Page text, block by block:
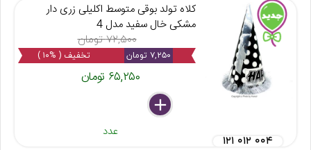
کلاه تولد بوقی متوسط اکلیلی زری دار
مشکی خال سفید مدل 4
۷۲,۵۰۰ تومان
۷,۲۵۰ تومان تخفیف ( %۱۰ )
۶۵,۲۵۰ تومان
delete
remove
add
عدد
۱۲۱ ۰۱۲ ۰۰۴